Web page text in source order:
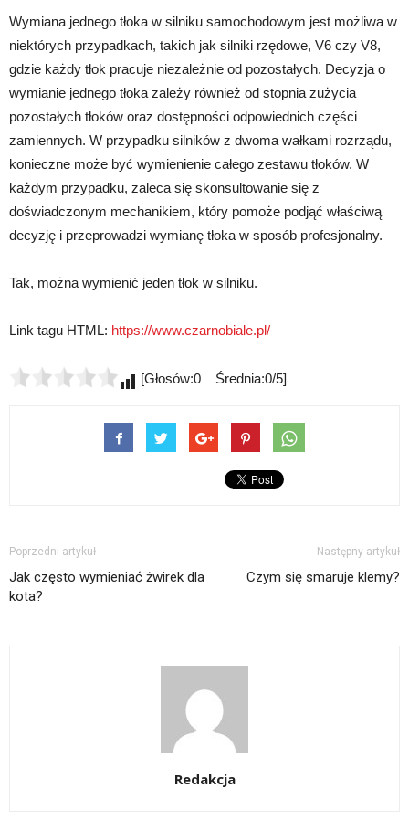
Wymiana jednego tłoka w silniku samochodowym jest możliwa w
niektórych przypadkach, takich jak silniki rzędowe, V6 czy V8,
gdzie każdy tłok pracuje niezależnie od pozostałych. Decyzja o
wymianie jednego tłoka zależy również od stopnia zużycia
pozostałych tłoków oraz dostępności odpowiednich części
zamiennych. W przypadku silników z dwoma wałkami rozrządu,
konieczne może być wymienienie całego zestawu tłoków. W
każdym przypadku, zaleca się skonsultowanie się z
doświadczonym mechanikiem, który pomoże podjąć właściwą
decyzję i przeprowadzi wymianę tłoka w sposób profesjonalny.
Tak, można wymienić jeden tłok w silniku.
Link tagu HTML: https://www.czarnobiale.pl/
[Głosów:0 Średnia:0/5]
Poprzedni artykuł
Jak często wymieniać żwirek dla
kota?
Następny artykuł
Czym się smaruje klemy?
Redakcja